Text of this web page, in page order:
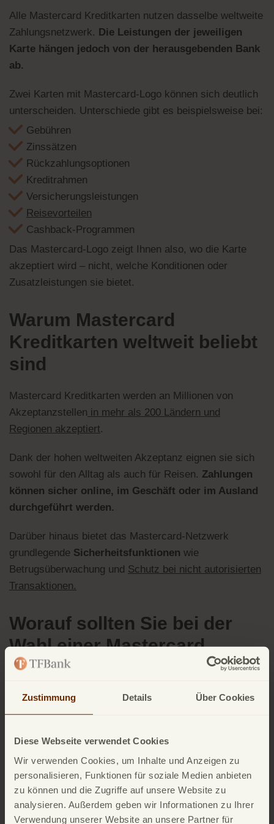
Zustimmung Details Über Cookies
Diese Webseite verwendet Cookies
Wir verwenden Cookies, um Inhalte und Anzeigen zu
personalisieren, Funktionen für soziale Medien anbieten
zu können und die Zugriffe auf unsere Website zu
analysieren. Außerdem geben wir Informationen zu Ihrer
Verwendung unserer Website an unsere Partner für
Alle Mastercard Kreditkarten nutzen dasselbe weltweite
Zahlungsnetzwerk. Die Leistungen der jeweiligen
Karte hängen jedoch von der herausgebenden Bank
ab.
Zwei Karten mit Mastercard-Logo können sich deutlich
unterscheiden. Unterschiede gibt es beispielsweise bei:
Gebühren
Zinssätzen
Rückzahlungsoptionen
Kreditrahmen
Versicherungsleistungen
Reisevorteilen
Cashback-Programmen
Das Mastercard-Logo zeigt Ihnen also, wo die Karte
akzeptiert wird – nicht, welche Konditionen oder
Zusatzleistungen sie bietet.
Warum Mastercard
Kreditkarten weltweit beliebt
sind
Mastercard Kreditkarten werden an Millionen von
Akzeptanzstellen in mehr als 200 Ländern und
Regionen akzeptiert.
Dank der hohen weltweiten Akzeptanz eignen sie sich
sowohl für den Alltag als auch für Reisen. Zahlungen
können sicher online, im Geschäft oder im Ausland
durchgeführt werden.
Darüber hinaus bietet das Mastercard-Netzwerk
grundlegende Sicherheitsfunktionen wie
Betrugsüberwachung und Schutz bei nicht autorisierten
Transaktionen.
Worauf sollten Sie bei der
Wahl einer Mastercard
Kreditkarte achten?
Da das Zahlungsnetzwerk bei allen Mastercard
Kreditkarten gleich ist, sollten Sie vor allem die
Achten Sie insbesondere auf folgende Punkte:
Gebühren, Zinsen und
Rückzahlungsmöglichkeiten
Gibt es eine Jahresgebühr